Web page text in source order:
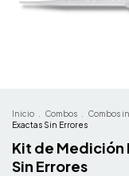
Inicio Combos Combos
Exactas Sin Errores
Kit de Medición
Sin Errores